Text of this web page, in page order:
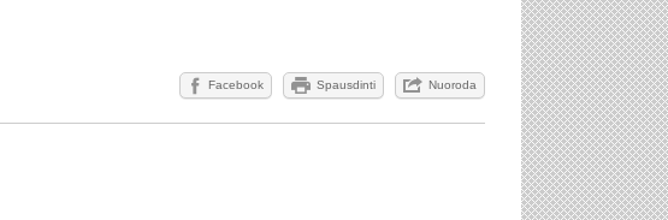
Facebook Spausdinti Nuoroda